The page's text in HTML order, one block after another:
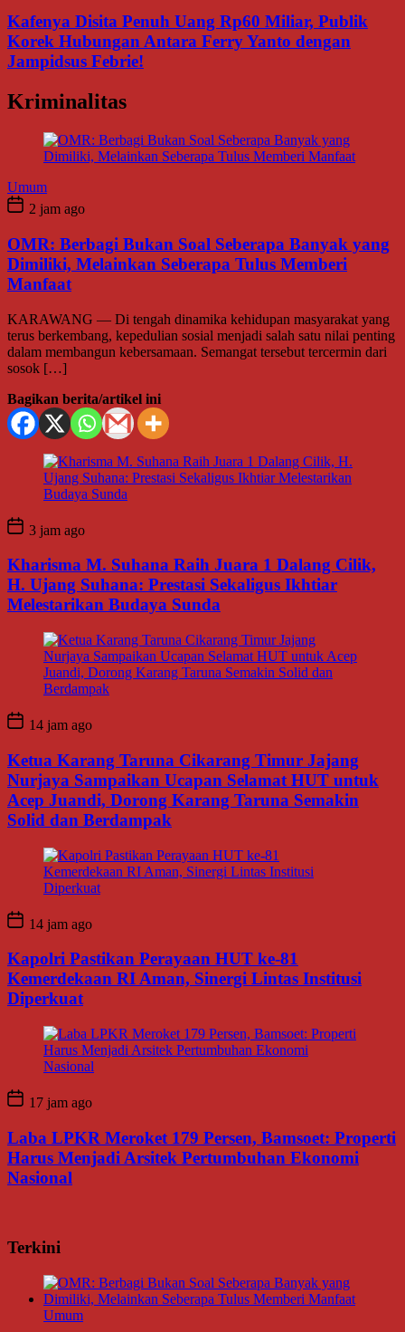
Kafenya Disita Penuh Uang Rp60 Miliar, Publik
Korek Hubungan Antara Ferry Yanto dengan
Jampidsus Febrie!
Kriminalitas
Umum
2 jam ago
OMR: Berbagi Bukan Soal Seberapa Banyak yang
Dimiliki, Melainkan Seberapa Tulus Memberi
Manfaat
KARAWANG — Di tengah dinamika kehidupan masyarakat yang
terus berkembang, kepedulian sosial menjadi salah satu nilai penting
dalam membangun kebersamaan. Semangat tersebut tercermin dari
sosok […]
Bagikan berita/artikel ini
3 jam ago
Kharisma M. Suhana Raih Juara 1 Dalang Cilik,
H. Ujang Suhana: Prestasi Sekaligus Ikhtiar
Melestarikan Budaya Sunda
14 jam ago
Ketua Karang Taruna Cikarang Timur Jajang
Nurjaya Sampaikan Ucapan Selamat HUT untuk
Acep Juandi, Dorong Karang Taruna Semakin
Solid dan Berdampak
14 jam ago
Kapolri Pastikan Perayaan HUT ke-81
Kemerdekaan RI Aman, Sinergi Lintas Institusi
Diperkuat
17 jam ago
Laba LPKR Meroket 179 Persen, Bamsoet: Properti
Harus Menjadi Arsitek Pertumbuhan Ekonomi
Nasional
Terkini
Umum